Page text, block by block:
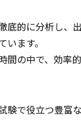
底的に分析し、
ます。
間の中で、効率
験で役立つ豊富